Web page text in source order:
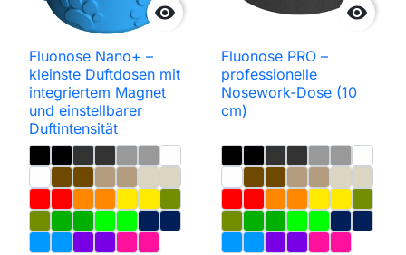

Fluonose Nano+ –
kleinste Duftdosen mit
integriertem Magnet
und einstellbarer
Duftintensität

Fluonose PRO –
professionelle
Nosework-Dose (10
cm)